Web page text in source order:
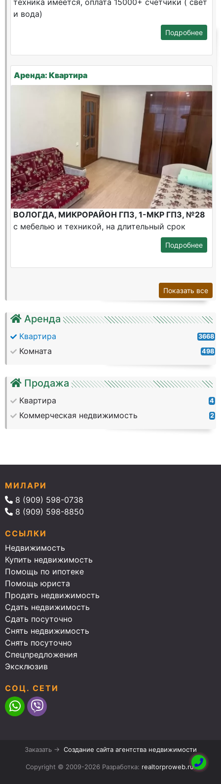
Аренда
Квартира 3668
Комната 498
Продажа
Квартира 4
Коммерческая недвижимость 2
техника имеется, оплата 15000+ счетчики ( свет
и вода)
Подробнее
Аренда: Квартира
ВОЛОГДА, МИКРОРАЙОН ГПЗ, 1-МКР ГПЗ, №28
с мебелью и техникой, на длительный срок
Подробнее
Показать все
МИЛАРИ
8 (909) 598-0738
8 (909) 598-8850
ССЫЛКИ
Недвижимость
Купить недвижимость
Помощь по ипотеке
Помощь юриста
Продать недвижимость
Сдать недвижимость
Сдать посуточно
Снять недвижимость
Снять посуточно
Спецпредложения
Эксклюзив
СОЦ. СЕТИ
Заказать → Создание сайта агентства недвижимости
Copyright © 2009-2026 Разработка: realtorproweb.ru.